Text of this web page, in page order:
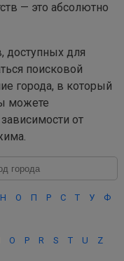
— это абсолютно
доступных для
поисковой
города, в который
можете
от
Н О П Р С Т У
Ф
O P R S T U Z